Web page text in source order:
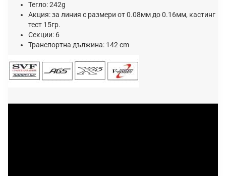
Teглo: 242g
Aĸция: за линия с размери от 0.08мм до 0.16мм, кастинг
тест 15гр.
Ceĸции: 6
Tpaнcпopтнa дължинa: 142 сm